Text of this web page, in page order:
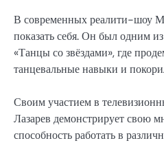
В современных реалити-шоу
показать себя. Он был одним
«Танцы со звёздами», где
танцевальные навыки и
Своим участием в
Лазарев демонстрирует свою
способность работать в